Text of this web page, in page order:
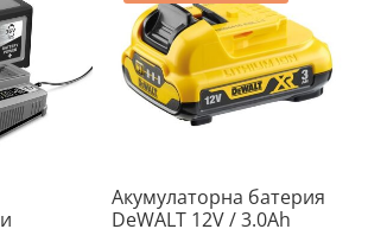
Акумулаторна батерия
DeWALT 12V / 3.0Ah